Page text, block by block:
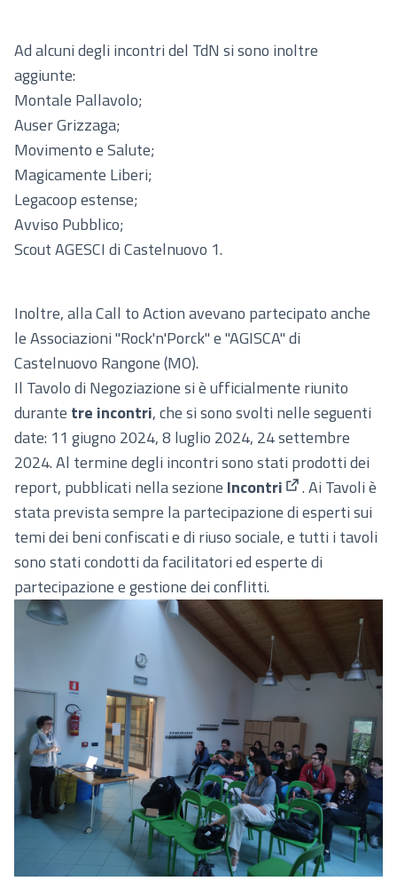
Ad alcuni degli incontri del TdN si sono inoltre
aggiunte:
Montale Pallavolo;
Auser Grizzaga;
Movimento e Salute;
Magicamente Liberi;
Legacoop estense;
Avviso Pubblico;
Scout AGESCI di Castelnuovo 1.
Inoltre, alla Call to Action avevano partecipato anche
le Associazioni "Rock'n'Porck" e "AGISCA" di
Castelnuovo Rangone (MO).
Il Tavolo di Negoziazione si è ufficialmente riunito
durante tre incontri, che si sono svolti nelle seguenti
date: 11 giugno 2024, 8 luglio 2024, 24 settembre
2024. Al termine degli incontri sono stati prodotti dei
report, pubblicati nella sezione Incontri
(Apre in una
. Ai Tavoli è
stata prevista sempre la partecipazione di esperti sui
temi dei beni confiscati e di riuso sociale, e tutti i tavoli
sono stati condotti da facilitatori ed esperte di
partecipazione e gestione dei conflitti.